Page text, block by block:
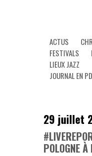
ACTUS
FESTIVALS
LIEUX JAZZ
JOURNAL EN
29 juillet
POLOGNE À